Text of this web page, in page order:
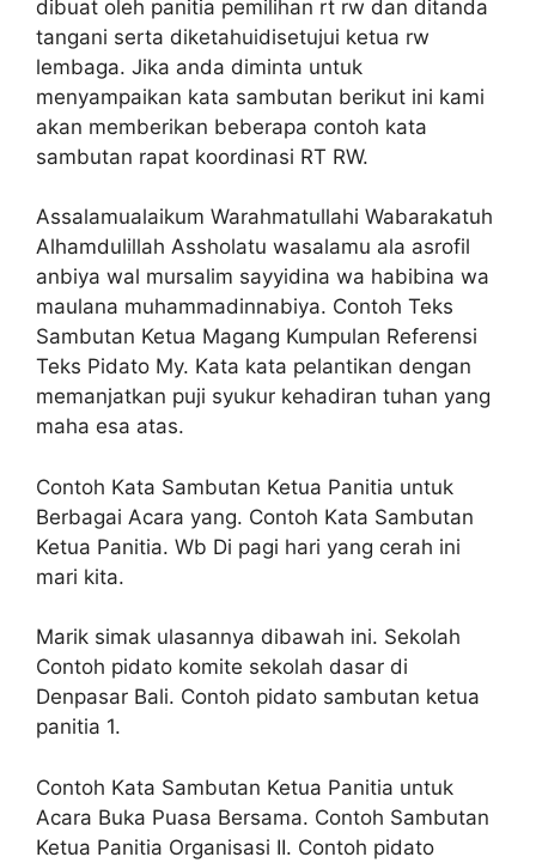
dibuat oleh panitia pemilihan rt rw dan ditanda
tangani serta diketahuidisetujui ketua rw
lembaga. Jika anda diminta untuk
menyampaikan kata sambutan berikut ini kami
akan memberikan beberapa contoh kata
sambutan rapat koordinasi RT RW.
Assalamualaikum Warahmatullahi Wabarakatuh
Alhamdulillah Assholatu wasalamu ala asrofil
anbiya wal mursalim sayyidina wa habibina wa
maulana muhammadinnabiya. Contoh Teks
Sambutan Ketua Magang Kumpulan Referensi
Teks Pidato My. Kata kata pelantikan dengan
memanjatkan puji syukur kehadiran tuhan yang
maha esa atas.
Contoh Kata Sambutan Ketua Panitia untuk
Berbagai Acara yang. Contoh Kata Sambutan
Ketua Panitia. Wb Di pagi hari yang cerah ini
mari kita.
Marik simak ulasannya dibawah ini. Sekolah
Contoh pidato komite sekolah dasar di
Denpasar Bali. Contoh pidato sambutan ketua
panitia 1.
Contoh Kata Sambutan Ketua Panitia untuk
Acara Buka Puasa Bersama. Contoh Sambutan
Ketua Panitia Organisasi II. Contoh pidato